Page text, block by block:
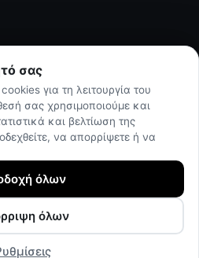
σας
για τη λειτουργία του
σας χρησιμοποιούμε και
και βελτίωση της
να απορρίψετε ή να
όλων
όλων